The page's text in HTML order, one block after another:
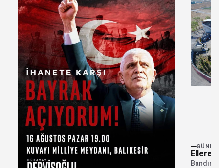
Ellere